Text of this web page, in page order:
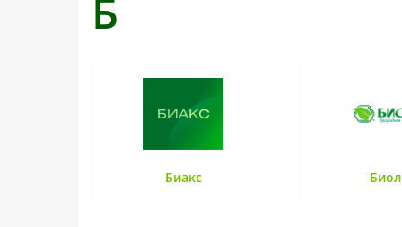
Б
Биакс